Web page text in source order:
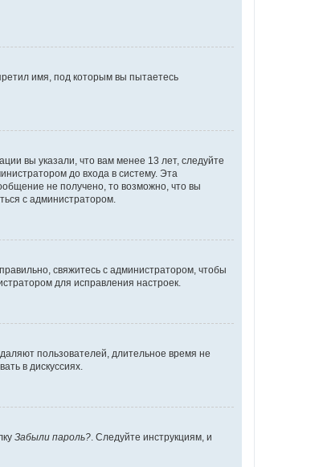
имя, под которым вы пытаетесь
вы указали, что вам менее 13 лет, следуйте
до входа в систему. Эта
не получено, то возможно, что вы
с администратором.
свяжитесь с администратором, чтобы
для исправления настроек.
пользователей, длительное время не
в дискуссиях.
Забыли пароль? . Следуйте инструкциям, и